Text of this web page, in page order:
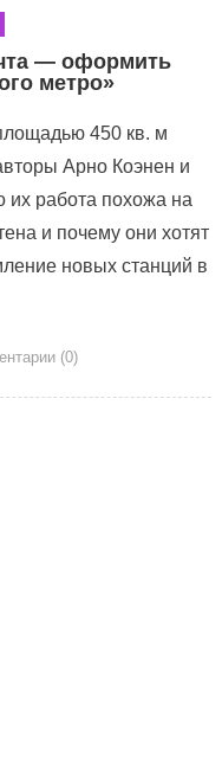
— оформить
метро»
450 кв. м
Арно Коэнен и
их работа похожа на
и почему они хотят
новых станций в
(0)